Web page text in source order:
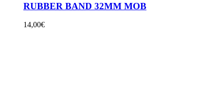
RUBBER BAND 32MM ΜΟΒ
14,00€